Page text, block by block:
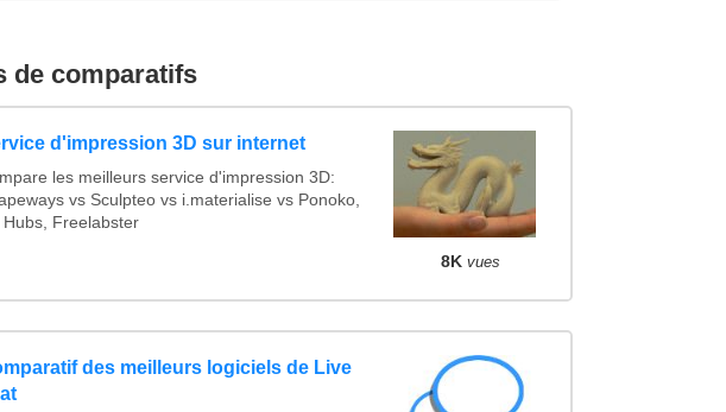
de comparatifs
d'impression 3D sur internet
les meilleurs service d'impression 3D:
vs Sculpteo vs i.materialise vs Ponoko,
Hubs, Freelabster
8K vues
des meilleurs logiciels de Live